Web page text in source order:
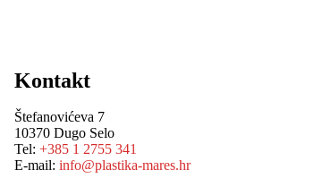
Kontakt
Štefanovićeva 7
10370 Dugo Selo
Tel: +385 1 2755 341
E-mail: info@plastika-mares.hr